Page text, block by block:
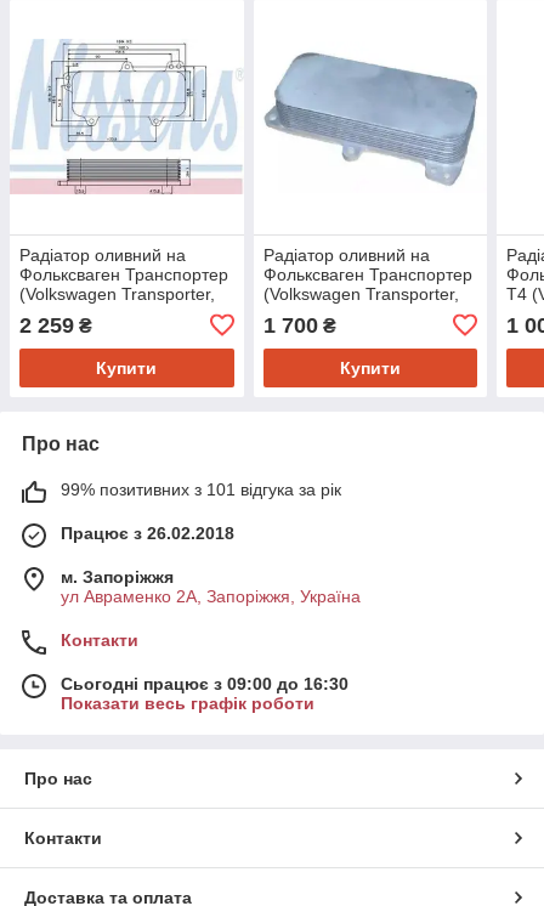
Радіатор оливний на
Фольксваген Транспортер
(Volkswagen Transporter,
Touareg, Transporter T5)
Nissens 90684
2 259 ₴
Купити
Радіатор оливний на
Фольксваген Транспортер
(Volkswagen Transporter,
Touareg, Transporter T5)
Nrf 31171
1 700₴
Купити
Т4
1
Про нас
99% позитивних з 101 відгука за рік
Працює з 26.02.2018
м. Запоріжжя
ул Авраменко 2А, Запоріжжя, Україна
Контакти
Сьогодні працює з 09:00 до 16:30
Показати весь графік роботи
Про нас
Контакти
Доставка та оплата